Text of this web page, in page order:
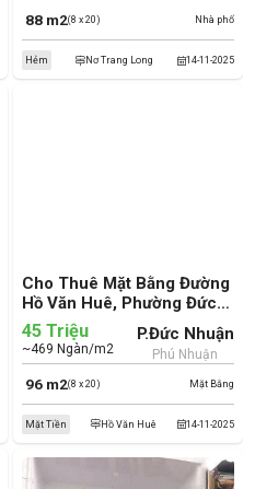
Nhà phố
88 m2(8 x 20)
14-11-2025
Hẻm Nơ Trang Long
Cho Thuê Mặt Bằng Đường
Hồ Văn Huê, Phường Đức
Nhuận, Quận Phú Nhuận
(cũ)
Mặt Bằng
96 m2(8 x 20)
45 Triệu
~469 Ngàn/m2
P.Đức Nhuận
Phú Nhuận
14-11-2025
Mặt Tiền Hồ Văn Huê